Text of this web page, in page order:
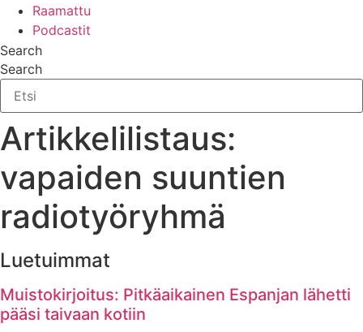
Raamattu
Podcastit
Search
Search
Artikkelilistaus:
vapaiden suuntien
radiotyöryhmä
Luetuimmat
Muistokirjoitus: Pitkäaikainen Espanjan lähetti
pääsi taivaan kotiin